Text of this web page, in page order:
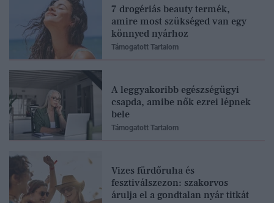
7 drogériás beauty termék,
amire most szükséged van egy
könnyed nyárhoz
Támogatott Tartalom
A leggyakoribb egészségügyi
csapda, amibe nők ezrei lépnek
bele
Támogatott Tartalom
Vizes fürdőruha és
fesztiválszezon: szakorvos
árulja el a gondtalan nyár titkát